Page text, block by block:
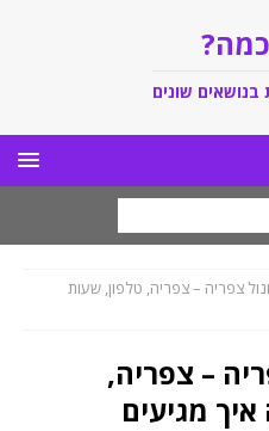
שונים
צפריה – צפריה, טלפון, שעות
– צפריה,
מגיעים